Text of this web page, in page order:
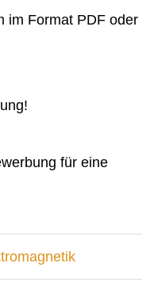
im Format PDF oder
für eine